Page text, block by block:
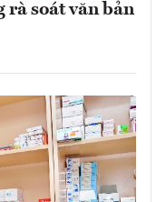
rà soát văn bản